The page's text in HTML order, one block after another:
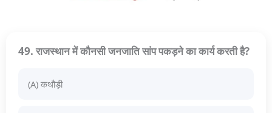
49. राजस्थान में कौनसी जनजाति सांप पकड़ने का कार्य करती है?
(A) कथौड़ी